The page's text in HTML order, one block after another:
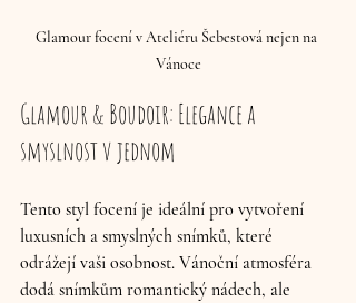
Glamour focení v Ateliéru Šebestová nejen na
Vánoce
Glamour & Boudoir: Elegance a
smyslnost v jednom
Tento styl focení je ideální pro vytvoření
luxusních a smyslných snímků, které
odrážejí vaši osobnost. Vánoční atmosféra
dodá snímkům romantický nádech, ale